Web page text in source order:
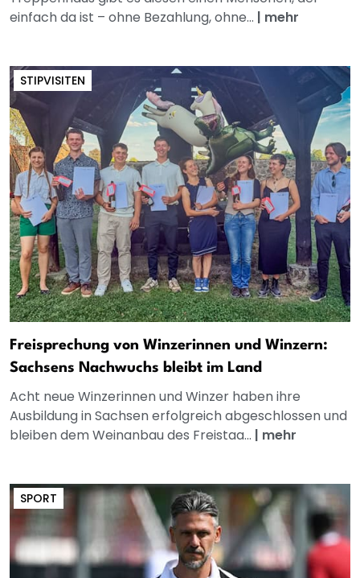
einfach da ist – ohne Bezahlung, ohne... | mehr
STIPVISITEN
Freisprechung von Winzerinnen und Winzern:
Sachsens Nachwuchs bleibt im Land
Acht neue Winzerinnen und Winzer haben ihre
Ausbildung in Sachsen erfolgreich abgeschlossen und
bleiben dem Weinanbau des Freistaa... | mehr
SPORT